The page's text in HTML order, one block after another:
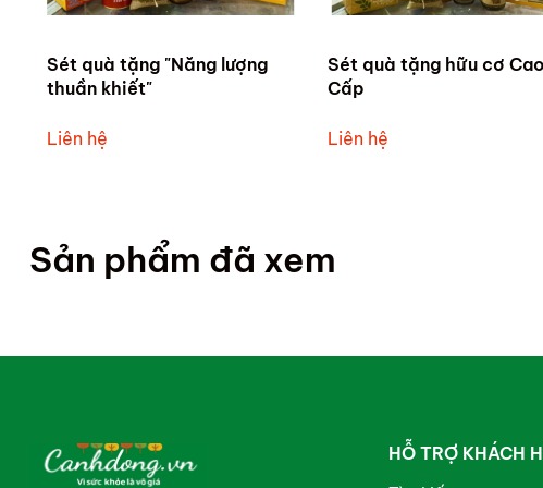
Sét quà tặng "Năng lượng
thuần khiết"
Liên hệ
Sét quà tặng hữu cơ Cao
Cấp
Liên hệ
Sản phẩm đã xem
HỖ TRỢ KHÁCH